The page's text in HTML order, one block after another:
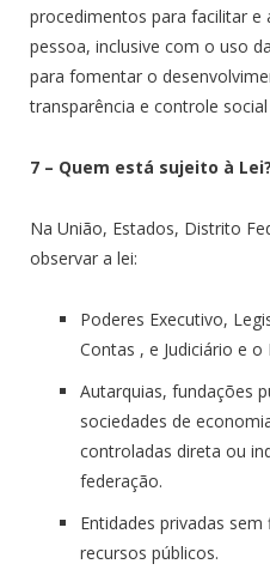
procedimentos para facilitar e
pessoa, inclusive com o uso
para fomentar o
transparência e controle
7 – Quem está sujeito à Lei?
Na União, Estados, Distrito
observar a lei:
Poderes Executivo,
Contas , e Judiciário e
Autarquias, fundações
sociedades de
controladas direta ou
federação.
Entidades privadas
recursos públicos.